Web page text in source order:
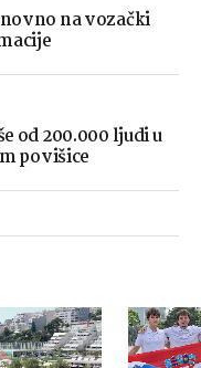
na vozački
od 200.000 ljudi u
povišice